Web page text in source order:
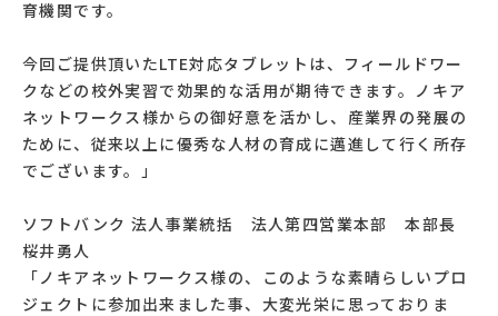
育機関です。
今回ご提供頂いたLTE対応タブレットは、フィールドワー
クなどの校外実習で効果的な活用が期待できます。ノキア
ネットワークス様からの御好意を活かし、産業界の発展の
ために、従来以上に優秀な人材の育成に邁進して行く所存
でございます。」
ソフトバンク 法人事業統括 法人第四営業本部 本部長
桜井勇人
「ノキアネットワークス様の、このような素晴らしいプロ
ジェクトに参加出来ました事、大変光栄に思っておりま